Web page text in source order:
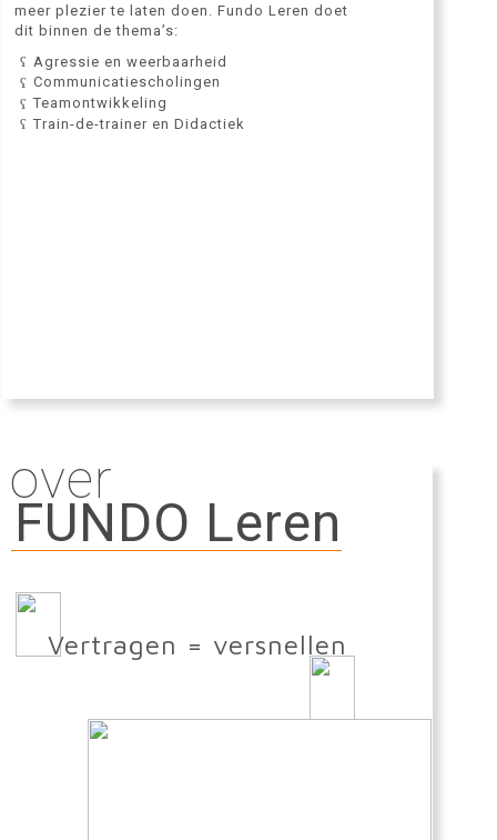
meer plezier te laten doen. Fundo Leren doet
dit binnen de thema’s:
Agressie en weerbaarheid
Communicatiescholingen
Teamontwikkeling
Train-de-trainer en Didactiek
over
FUNDO Leren
Vertragen = versnellen